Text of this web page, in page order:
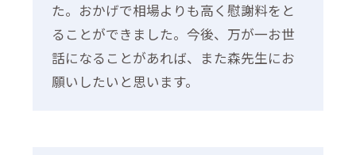
た。おかげで相場よりも高く慰謝料をと
ることができました。今後、万が一お世
話になることがあれば、また森先生にお
願いしたいと思います。